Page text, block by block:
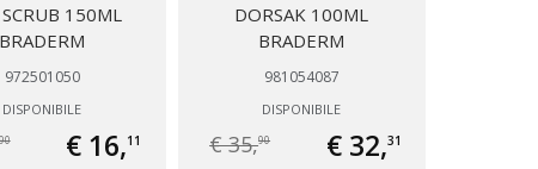
150ML
BRADERM
972501050
DISPONIBILE
€ 16,11
DORSAK 100ML
BRADERM
981054087
DISPONIBILE
€ 35,90 € 32,31